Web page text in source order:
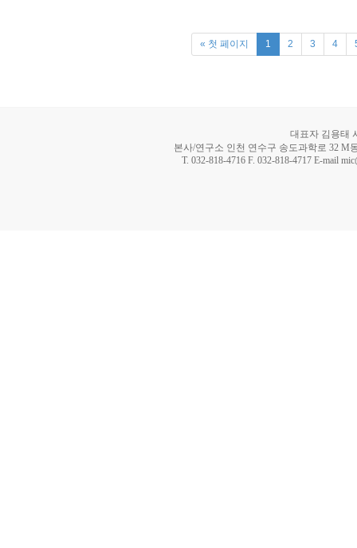
« 첫 페이지 1 2 3 4
대표자 김용태
본사/연구소 인천 연수구 송도과학로 32 M
T. 032-818-4716 F. 032-818-4717 E-mail